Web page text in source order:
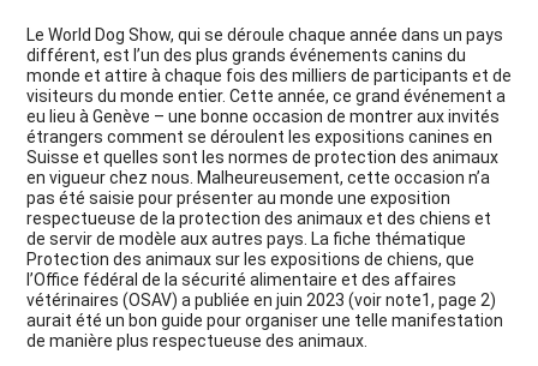
Le World Dog Show, qui se déroule chaque année dans un pays
différent, est l’un des plus grands événements canins du
monde et attire à chaque fois des milliers de participants et de
visiteurs du monde entier. Cette année, ce grand événement a
eu lieu à Genève – une bonne occasion de montrer aux invités
étrangers comment se déroulent les expositions canines en
Suisse et quelles sont les normes de protection des animaux
en vigueur chez nous. Malheureusement, cette occasion n’a
pas été saisie pour présenter au monde une exposition
respectueuse de la protection des animaux et des chiens et
de servir de modèle aux autres pays. La fiche thématique
Protection des animaux sur les expositions de chiens, que
l’Office fédéral de la sécurité alimentaire et des affaires
vétérinaires (OSAV) a publiée en juin 2023 (voir note1, page 2)
aurait été un bon guide pour organiser une telle manifestation
de manière plus respectueuse des animaux.